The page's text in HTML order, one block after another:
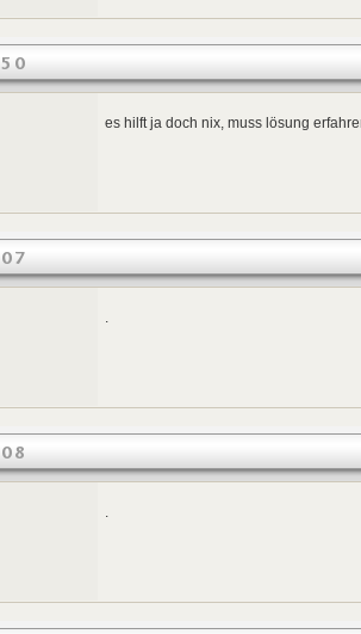
es hilft ja doch nix, muss lösung
.
.